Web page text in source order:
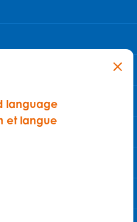
language
et langue